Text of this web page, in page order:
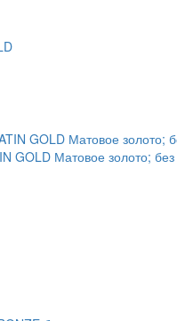
GOLD Матовое золото;